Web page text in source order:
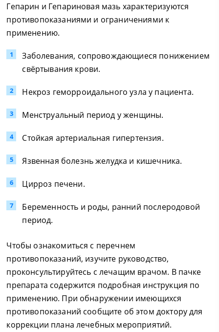
Гепарин и Гепариновая мазь характеризуются
противопоказаниями и ограничениями к
применению.
Заболевания, сопровождающиеся понижением
свёртывания крови.
Некроз геморроидального узла у пациента.
Менструальный период у женщины.
Стойкая артериальная гипертензия.
Язвенная болезнь желудка и кишечника.
Цирроз печени.
Беременность и роды, ранний послеродовой
период.
Чтобы ознакомиться с перечнем
противопоказаний, изучите руководство,
проконсультируйтесь с лечащим врачом. В пачке
препарата содержится подробная инструкция по
применению. При обнаружении имеющихся
противопоказаний сообщите об этом доктору для
коррекции плана лечебных мероприятий.